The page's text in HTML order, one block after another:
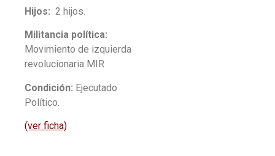
Hijos: 2 hijos.
Militancia política:
Movimiento de izquierda
revolucionaria MIR
Condición: Ejecutado
Político
(ver ficha)